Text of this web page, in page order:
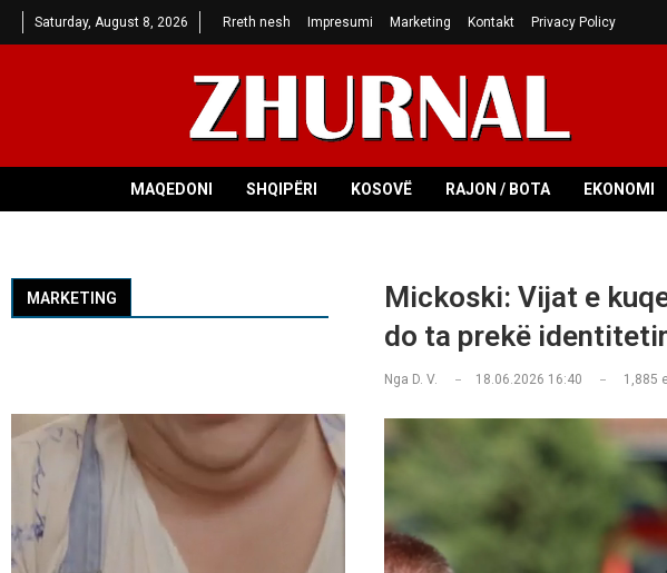
Saturday, August 8, 2026 Rreth nesh Impresumi Marketing Kontakt Privacy Policy
MAQEDONI SHQIPËRI KOSOVË RAJON / BOTA EKONOMI
Mickoski: Vijat e
do ta prekë
Nga D. V. 18.06.2026 16:40 1,885
MARKETING